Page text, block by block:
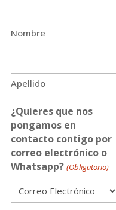
Nombre
Apellido
¿Quieres que nos
pongamos en
contacto contigo por
correo electrónico o
Whatsapp? (Obligatorio)